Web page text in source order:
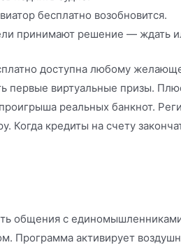
бесплатно возобновится.
принимают решение — ждать
доступна любому
первые виртуальные призы.
реальных банкнот.
Когда кредиты на счету
общения с
Программа активирует